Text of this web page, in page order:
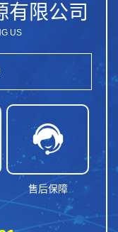
有限公司
US

售后保障